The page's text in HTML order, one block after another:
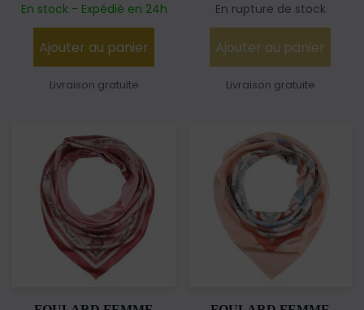
En stock - Expédié en 24h
Ajouter au panier
Livraison gratuite
En rupture de stock
Ajouter au panier
Livraison gratuite